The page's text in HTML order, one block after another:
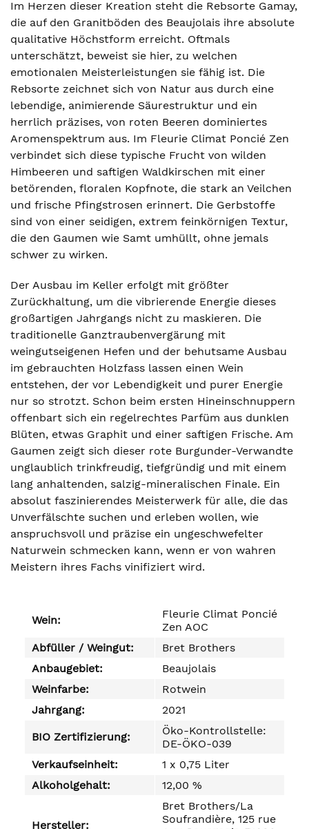
Im Herzen dieser Kreation steht die Rebsorte Gamay,
die auf den Granitböden des Beaujolais ihre absolute
qualitative Höchstform erreicht. Oftmals
unterschätzt, beweist sie hier, zu welchen
emotionalen Meisterleistungen sie fähig ist. Die
Rebsorte zeichnet sich von Natur aus durch eine
lebendige, animierende Säurestruktur und ein
herrlich präzises, von roten Beeren dominiertes
Aromenspektrum aus. Im Fleurie Climat Poncié Zen
verbindet sich diese typische Frucht von wilden
Himbeeren und saftigen Waldkirschen mit einer
betörenden, floralen Kopfnote, die stark an Veilchen
und frische Pfingstrosen erinnert. Die Gerbstoffe
sind von einer seidigen, extrem feinkörnigen Textur,
die den Gaumen wie Samt umhüllt, ohne jemals
schwer zu wirken.
Der Ausbau im Keller erfolgt mit größter
Zurückhaltung, um die vibrierende Energie dieses
großartigen Jahrgangs nicht zu maskieren. Die
traditionelle Ganztraubenvergärung mit
weingutseigenen Hefen und der behutsame Ausbau
im gebrauchten Holzfass lassen einen Wein
entstehen, der vor Lebendigkeit und purer Energie
nur so strotzt. Schon beim ersten Hineinschnuppern
offenbart sich ein regelrechtes Parfüm aus dunklen
Blüten, etwas Graphit und einer saftigen Frische. Am
Gaumen zeigt sich dieser rote Burgunder-Verwandte
unglaublich trinkfreudig, tiefgründig und mit einem
lang anhaltenden, salzig-mineralischen Finale. Ein
absolut faszinierendes Meisterwerk für alle, die das
Unverfälschte suchen und erleben wollen, wie
anspruchsvoll und präzise ein ungeschwefelter
Naturwein schmecken kann, wenn er von wahren
Meistern ihres Fachs vinifiziert wird.
Wein:
Fleurie Climat Poncié
Zen AOC
Abfüller / Weingut:
Bret Brothers
Anbaugebiet:
Beaujolais
Weinfarbe:
Rotwein
Jahrgang:
2021
BIO Zertifizierung:
Öko-Kontrollstelle:
DE-ÖKO-039
Verkaufseinheit:
1 x 0,75 Liter
Alkoholgehalt:
12,00 %
Hersteller:
Bret Brothers/La
Soufrandière, 125 rue